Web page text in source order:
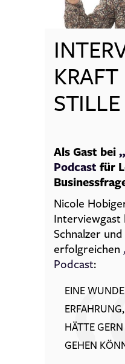
KRAFT
STILLE
Als Gast bei
Podcast für
Nicole
Interviewgast
Schnalzer
erfolgreichen
Podcast:
EINE
HÄTTE
GEHEN